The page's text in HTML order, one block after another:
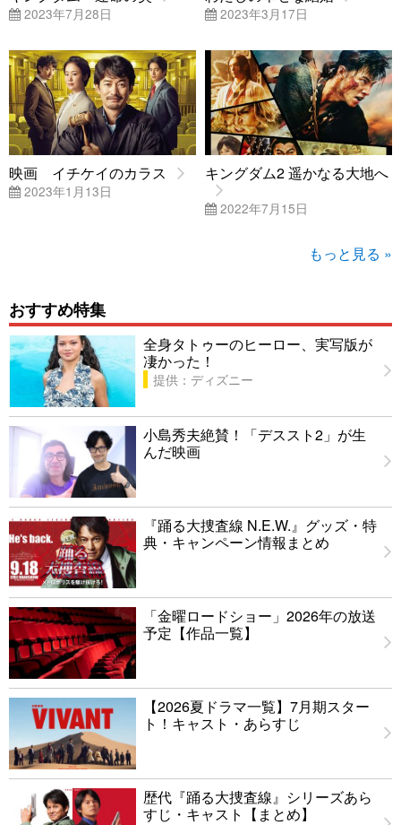
2023年7月28日 2023年3月17日
映画 イチケイのカラス
2023年1月13日
キングダム2 遥かなる大地へ
2022年7月15日
もっと見る »
おすすめ特集
全身タトゥーのヒーロー、実写版が
凄かった！
提供：ディズニー
小島秀夫絶賛！「デススト2」が生
んだ映画
『踊る大捜査線 N.E.W.』グッズ・特
典・キャンペーン情報まとめ
「金曜ロードショー」2026年の放送
予定【作品一覧】
【2026夏ドラマ一覧】7月期スター
ト！キャスト・あらすじ
歴代『踊る大捜査線』シリーズあら
すじ・キャスト【まとめ】